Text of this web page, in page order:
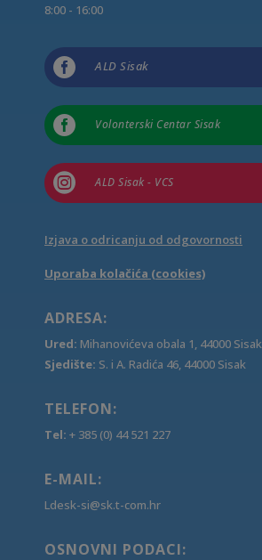
8:00 - 16:00
 ALD Sisak
 Volonterski Centar Sisak
 ALD Sisak - VCS
Izjava o odricanju od odgovornosti
Uporaba kolačića (cookies)
ADRESA:
Ured: Mihanovićeva obala 1, 44000 Sisak
Sjedište: S. i A. Radića 46, 44000 Sisak
TELEFON:
Tel: + 385 (0) 44 521 227
E-MAIL:
Ldesk-si@sk.t-com.hr
OSNOVNI PODACI: